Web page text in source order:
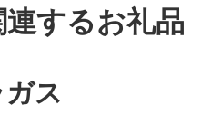
するお礼品
ス